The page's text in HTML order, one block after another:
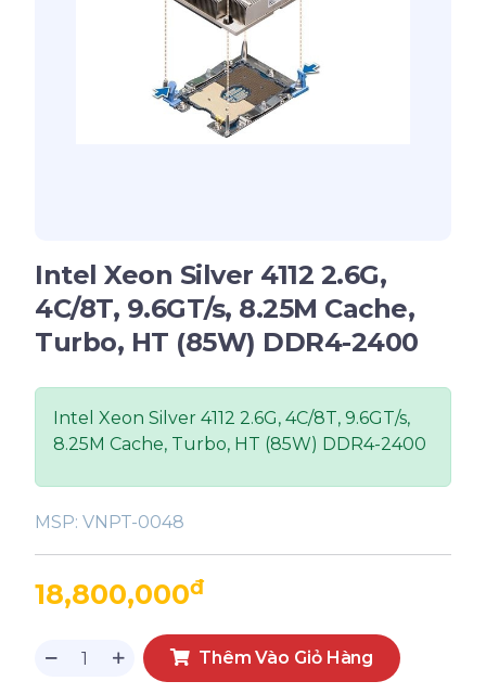
Intel Xeon Silver 4112 2.6G,
4C/8T, 9.6GT/s, 8.25M Cache,
Turbo, HT (85W) DDR4-2400
Intel Xeon Silver 4112 2.6G, 4C/8T, 9.6GT/s,
8.25M Cache, Turbo, HT (85W) DDR4-2400
MSP: VNPT-0048
18,800,000đ
Thêm Vào Giỏ Hàng